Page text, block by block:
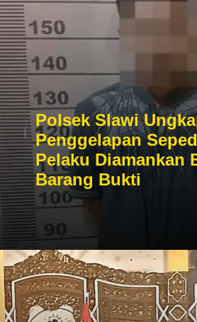
Polsek Slawi
Penggelapan
Pelaku Diamankan
Barang Bukti